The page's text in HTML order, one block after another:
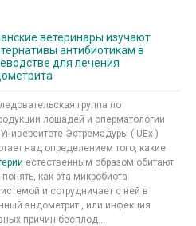
ветеринары изучают
антибиотикам в
для лечения
группа по
лошадей и сперматологии
Эстремадуры ( UEx )
над определением того, какие
естественным образом обитают
как эта микробиота
и сотрудничает с ней в
эндометрит , или инфекция
причин бесплод...